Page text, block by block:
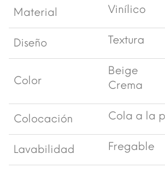
Material Vinílico
Diseño Textura
Color
Beige
Crema
Colocación Cola a la
Lavabilidad Fregable